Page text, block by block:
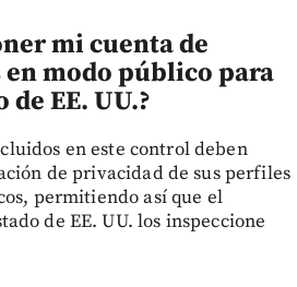
mi cuenta de
en modo público para
EE. UU.?
en este control deben
de privacidad de sus perfiles
permitiendo así que el
de EE. UU. los inspeccione